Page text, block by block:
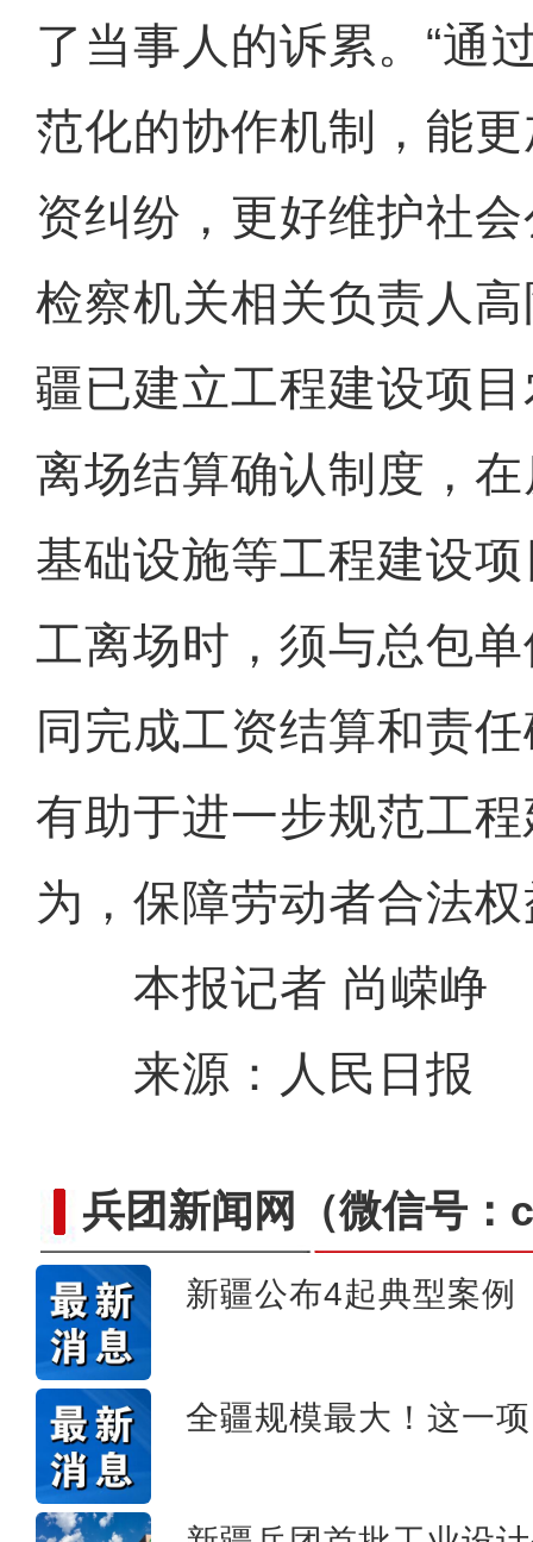
了当事人的诉累。“通
范化的协作机制，能
资纠纷，更好维护社
检察机关相关负责人
疆已建立工程建设项
离场结算确认制度，
基础设施等工程建设
工离场时，须与总包
同完成工资结算和责
有助于进一步规范工
为，保障劳动者合法
本报记者 尚嵘峥
来源：人民日报
兵团新闻网 （微信号
新疆公布4起典型案例
全疆规模最大！这一
新疆石河子：“诗与
新疆图木舒克：南草北种